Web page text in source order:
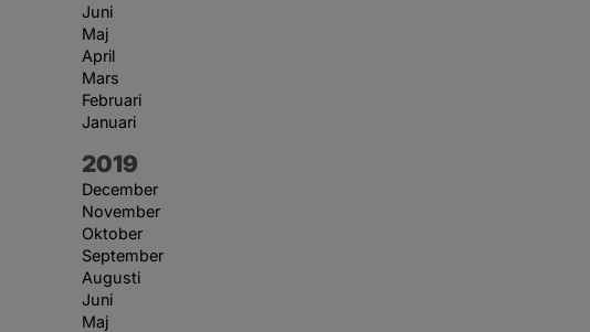
Juni
Maj
April
Mars
Februari
Januari
År:
2019
December
November
Oktober
September
Augusti
Juni
Maj